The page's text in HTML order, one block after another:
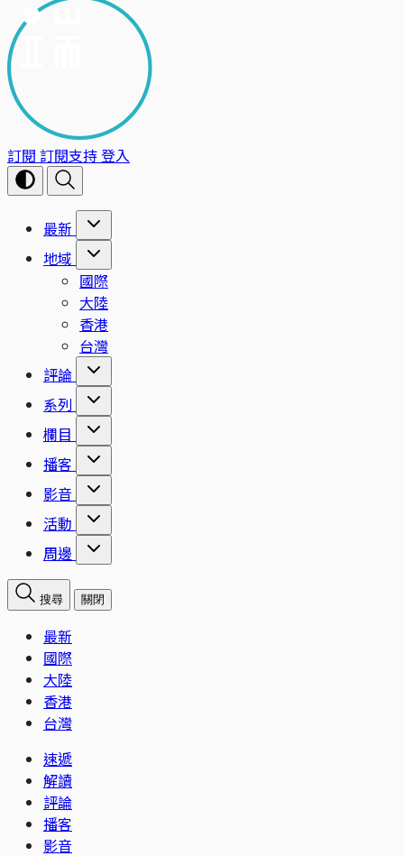
訂閱 訂閱支持登入
最新
地域
國際
大陸
香港
台灣
評論
系列
欄目
播客
影音
活動
周邊
搜尋 關閉
最新
國際
大陸
香港
台灣
速遞
解讀
評論
播客
影音